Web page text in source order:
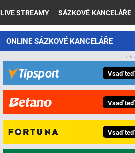
LIVE STREAMY SÁZKOVÉ KANCELÁŘE
ONLINE SÁZKOVÉ KANCELÁŘE
Vsaď teď
Vsaď teď
Vsaď teď